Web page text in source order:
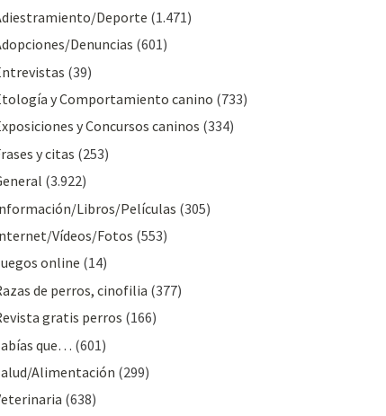
Deporte (1.471)
Denuncias (601)
(39)
y Comportamiento canino (733)
y Concursos caninos (334)
y citas (253)
(3.922)
Libros/Películas (305)
Vídeos/Fotos (553)
online (14)
de perros, cinofilia (377)
gratis perros (166)
que… (601)
Alimentación (299)
(638)